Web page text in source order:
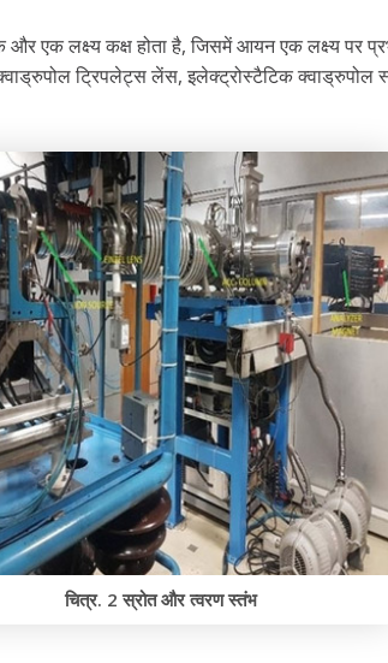
एक लक्ष्य कक्ष होता है, जिसमें आयन एक लक्ष्य पर
क्वाड्रुपोल ट्रिपलेट्स लेंस, इलेक्ट्रोस्टैटिक
चित्र. 2 स्रोत और त्वरण स्तंभ